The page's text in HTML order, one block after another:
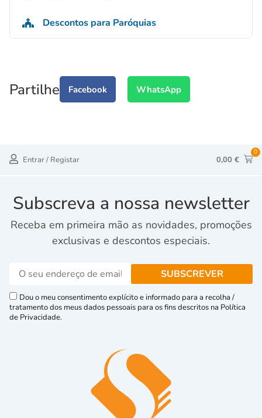
Descontos para Paróquias
Partilhe Facebook WhatsApp
Entrar / Registar 0,00 €
0
Subscreva a nossa newsletter
Receba em primeira mão as novidades, promoções
exclusivas e descontos especiais.
Dou o meu consentimento explícito e informado para a recolha /
tratamento dos meus dados pessoais para os fins descritos na Política
de Privacidade.